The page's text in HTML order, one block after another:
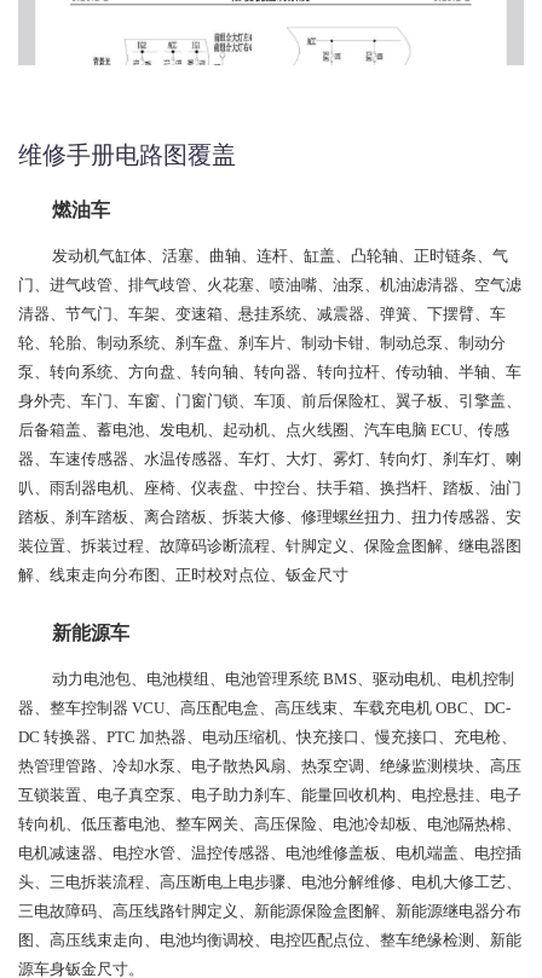
维修手册电路图覆盖
燃油车
发动机气缸体、活塞、曲轴、连杆、缸盖、凸轮轴、正时链条、气
门、进气歧管、排气歧管、火花塞、喷油嘴、油泵、机油滤清器、空气滤
清器、节气门、车架、变速箱、悬挂系统、减震器、弹簧、下摆臂、车
轮、轮胎、制动系统、刹车盘、刹车片、制动卡钳、制动总泵、制动分
泵、转向系统、方向盘、转向轴、转向器、转向拉杆、传动轴、半轴、车
身外壳、车门、车窗、门窗门锁、车顶、前后保险杠、翼子板、引擎盖、
后备箱盖、蓄电池、发电机、起动机、点火线圈、汽车电脑 ECU、传感
器、车速传感器、水温传感器、车灯、大灯、雾灯、转向灯、刹车灯、喇
叭、雨刮器电机、座椅、仪表盘、中控台、扶手箱、换挡杆、踏板、油门
踏板、刹车踏板、离合踏板、拆装大修、修理螺丝扭力、扭力传感器、安
装位置、拆装过程、故障码诊断流程、针脚定义、保险盒图解、继电器图
解、线束走向分布图、正时校对点位、钣金尺寸
新能源车
动力电池包、电池模组、电池管理系统 BMS、驱动电机、电机控制
器、整车控制器 VCU、高压配电盒、高压线束、车载充电机 OBC、DC-
DC 转换器、PTC 加热器、电动压缩机、快充接口、慢充接口、充电枪、
热管理管路、冷却水泵、电子散热风扇、热泵空调、绝缘监测模块、高压
互锁装置、电子真空泵、电子助力刹车、能量回收机构、电控悬挂、电子
转向机、低压蓄电池、整车网关、高压保险、电池冷却板、电池隔热棉、
电机减速器、电控水管、温控传感器、电池维修盖板、电机端盖、电控插
头、三电拆装流程、高压断电上电步骤、电池分解维修、电机大修工艺、
三电故障码、高压线路针脚定义、新能源保险盒图解、新能源继电器分布
图、高压线束走向、电池均衡调校、电控匹配点位、整车绝缘检测、新能
源车身钣金尺寸。